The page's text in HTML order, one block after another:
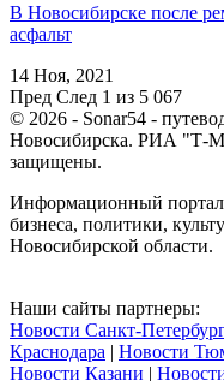
В Новосибирске после
асфальт
14 Ноя, 2021
Пред След 1 из 5 067
© 2026 - Sonar54 -
Новосибирска. РИА
защищены.
Информационный портал
бизнеса, политики,
Новосибирской области.
Наши сайты партнеры:
Новости Санкт-
Краснодара | Новости
Новости Казани |